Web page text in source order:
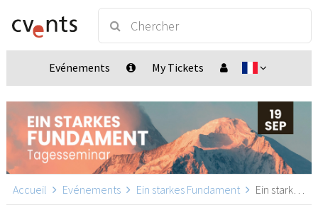
Evénements My Tickets
Accueil Evénements Ein starkes Fundament Ein starkes Fundament, Frankfurt a. M.